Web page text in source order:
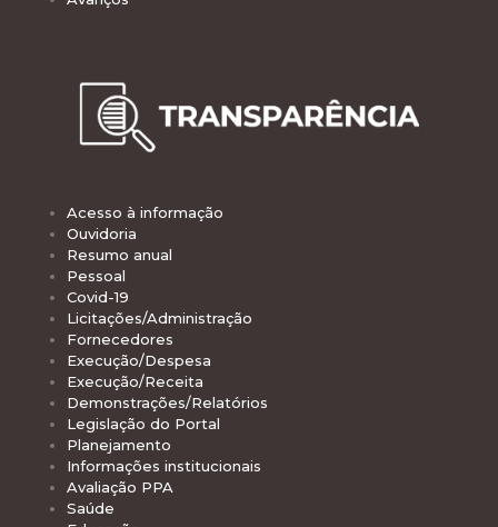
Acesso à informação
Ouvidoria
Resumo anual
Pessoal
Covid-19
Licitações/Administração
Fornecedores
Execução/Despesa
Execução/Receita
Demonstrações/Relatórios
Legislação do Portal
Planejamento
Informações institucionais
Avaliação PPA
Saúde